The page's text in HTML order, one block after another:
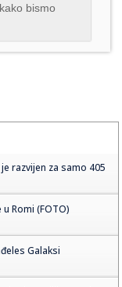
bismo
razvijen za samo 405
Romi (FOTO)
Galaksi